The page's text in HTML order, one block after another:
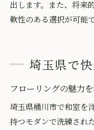
出します。また、将来
軟性のある選択が可能で
埼玉県で
フローリングの魅力
埼玉県桶川市で和室を
持つモダンで洗練され